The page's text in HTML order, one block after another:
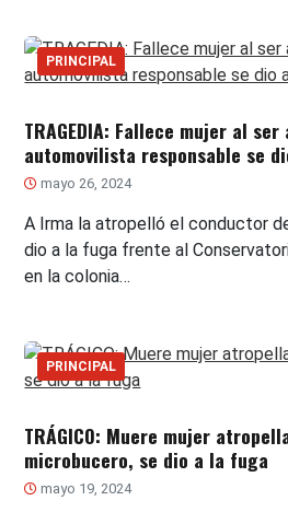
PRINCIPAL
TRAGEDIA: Fallece mujer al
automovilista responsable se
mayo 26, 2024
A Irma la atropelló el conductor
dio a la fuga frente al
en la colonia…
PRINCIPAL
TRÁGICO: Muere mujer
microbucero, se dio a la fuga
mayo 19, 2024